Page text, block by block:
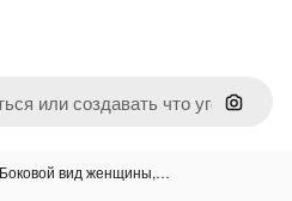
Поиск
Боковой вид женщины,…